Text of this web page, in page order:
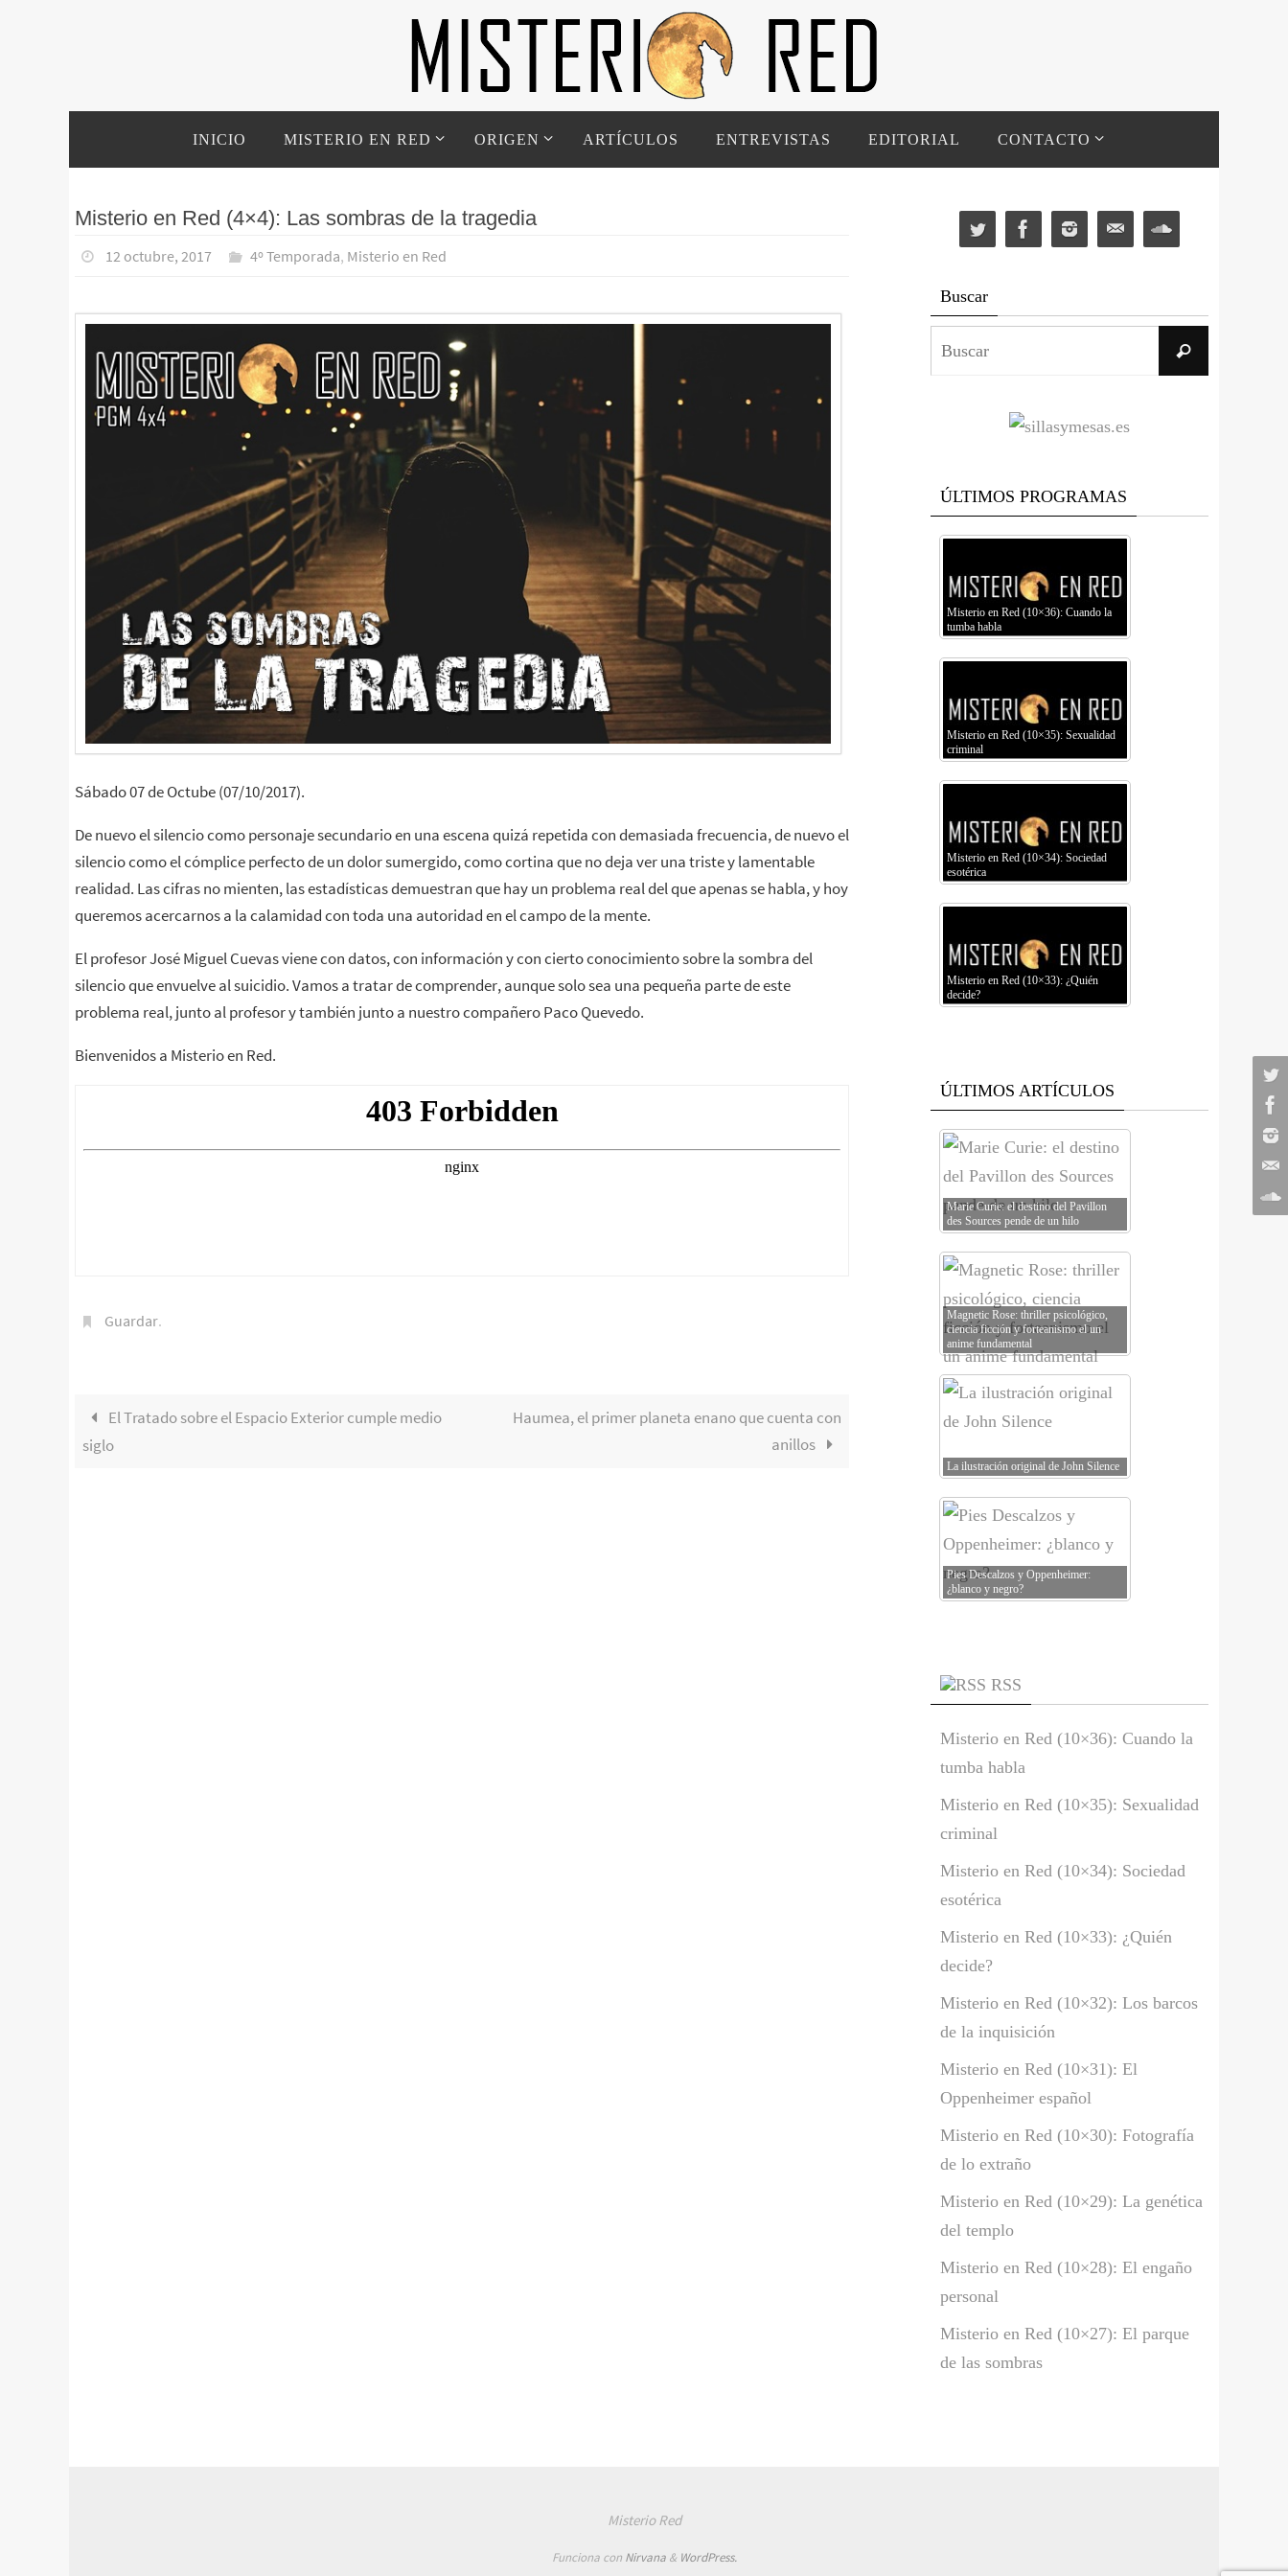
contenido
INICIO MISTERIO EN RED ORIGEN ARTÍCULOS ENTREVISTAS EDITORIAL CONTACTO
Misterio en Red (4×4): Las sombras de la tragedia
12 octubre, 2017 4º Temporada, Misterio en Red
Sábado 07 de Octube (07/10/2017).
De nuevo el silencio como personaje secundario en una escena quizá repetida con demasiada frecuencia, de nuevo el
silencio como el cómplice perfecto de un dolor sumergido, como cortina que no deja ver una triste y lamentable
realidad. Las cifras no mienten, las estadísticas demuestran que hay un problema real del que apenas se habla, y hoy
queremos acercarnos a la calamidad con toda una autoridad en el campo de la mente.
El profesor José Miguel Cuevas viene con datos, con información y con cierto conocimiento sobre la sombra del
silencio que envuelve al suicidio. Vamos a tratar de comprender, aunque solo sea una pequeña parte de este
problema real, junto al profesor y también junto a nuestro compañero Paco Quevedo.
Bienvenidos a Misterio en Red.
Guardar.
El Tratado sobre el Espacio Exterior cumple medio
siglo
Haumea, el primer planeta enano que cuenta con
anillos
Buscar
Buscar
ÚLTIMOS PROGRAMAS
Misterio en Red (10×36): Cuando la
tumba habla
Misterio en Red (10×35): Sexualidad
criminal
Misterio en Red (10×34): Sociedad
esotérica
Misterio en Red (10×33): ¿Quién
decide?
ÚLTIMOS ARTÍCULOS
Marie Curie: el destino del Pavillon
des Sources pende de un hilo
Magnetic Rose: thriller psicológico,
ciencia ficción y forteanismo el un
anime fundamental
La ilustración original de John Silence
Pies Descalzos y Oppenheimer:
¿blanco y negro?
RSS
Misterio en Red (10×36): Cuando la
tumba habla
Misterio en Red (10×35): Sexualidad
criminal
Misterio en Red (10×34): Sociedad
esotérica
Misterio en Red (10×33): ¿Quién
decide?
Misterio en Red (10×32): Los barcos
de la inquisición
Misterio en Red (10×31): El
Oppenheimer español
Misterio en Red (10×30): Fotografía
de lo extraño
Misterio en Red (10×29): La genética
del templo
Misterio en Red (10×28): El engaño
personal
Misterio en Red (10×27): El parque
de las sombras
Misterio Red
Funciona con Nirvana& WordPress.